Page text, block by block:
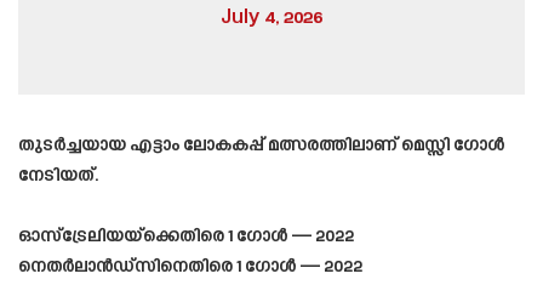
July 4, 2026
തുടർച്ചയായ എട്ടാം ലോകകപ്പ് മത്സരത്തിലാണ് മെസ്സി ഗോൾ
നേടിയത്.
ഓസ്ട്രേലിയയ്ക്കെതിരെ 1 ഗോൾ — 2022
നെതർലാൻഡ്സിനെതിരെ 1 ഗോൾ — 2022